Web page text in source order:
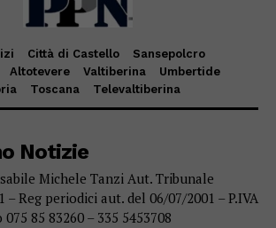
Città di Castello
Sansepolcro
Altotevere Valtiberina
Umbertide
Toscana Televaltiberina
Notizie
Michele Tanzi Aut. Tribunale
– Reg periodici aut. del 06/07/2001 – P.IVA
85 83260 – 335 5453708